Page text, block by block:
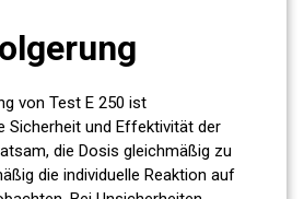
von Test E 250 ist
Sicherheit und Effektivität der
die Dosis gleichmäßig zu
die individuelle Reaktion auf